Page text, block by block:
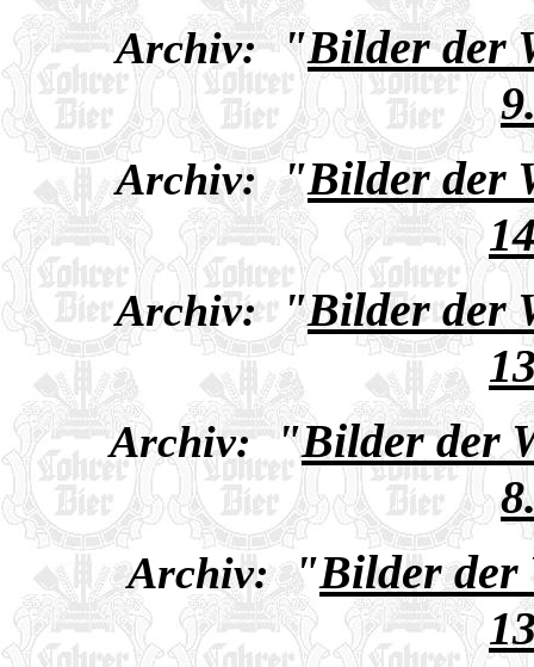
Archiv:"Bilder der
Archiv:"Bilder der
Archiv:"Bilder der
Archiv:"Bilder der
Archiv:"Bilder der